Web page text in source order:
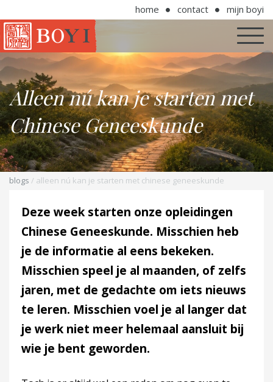
home contact mijn boyi
Alleen nú kan je starten met
Chinese Geneeskunde
blogs / alleen nú kan je starten met chinese geneeskunde
Deze week starten onze opleidingen
Chinese Geneeskunde. Misschien heb
je de informatie al eens bekeken.
Misschien speel je al maanden, of zelfs
jaren, met de gedachte om iets nieuws
te leren. Misschien voel je al langer dat
je werk niet meer helemaal aansluit bij
wie je bent geworden.